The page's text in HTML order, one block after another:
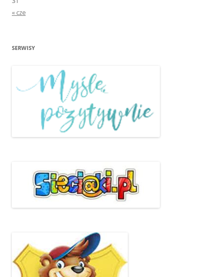
« cze
SERWISY